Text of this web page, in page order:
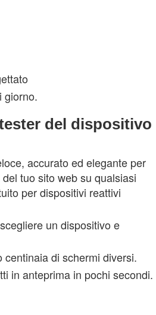
giorno.
del dispositivo
accurato ed elegante per
tuo sito web su qualsiasi
per dispositivi reattivi
un dispositivo e
centinaia di schermi diversi.
in anteprima in pochi secondi.